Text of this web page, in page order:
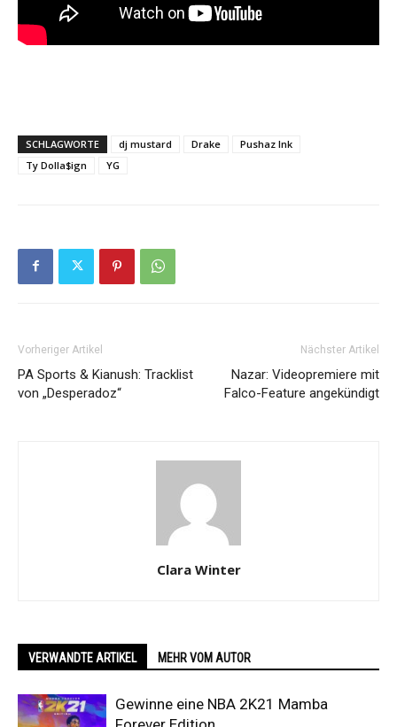
SCHLAGWORTE dj mustard Drake
Pushaz Ink
Ty Dolla$ign
YG
Vorheriger Artikel
PA Sports & Kianush: Tracklist
von „Desperadoz“
Nächster Artikel
Nazar: Videopremiere mit
Falco-Feature angekündigt
Clara Winter
VERWANDTE ARTIKEL MEHR VOM AUTOR
Gewinne eine NBA 2K21 Mamba